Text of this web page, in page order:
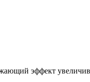
эффект